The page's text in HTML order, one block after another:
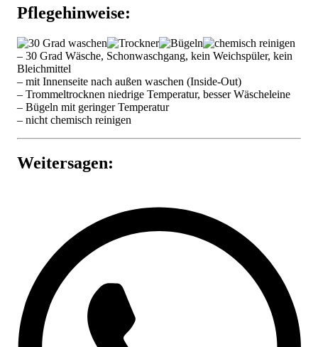
Pflegehinweise:
– 30 Grad Wäsche, Schonwaschgang, kein Weichspüler, kein
Bleichmittel
– mit Innenseite nach außen waschen (Inside-Out)
– Trommeltrocknen niedrige Temperatur, besser Wäscheleine
– Bügeln mit geringer Temperatur
– nicht chemisch reinigen
Weitersagen: